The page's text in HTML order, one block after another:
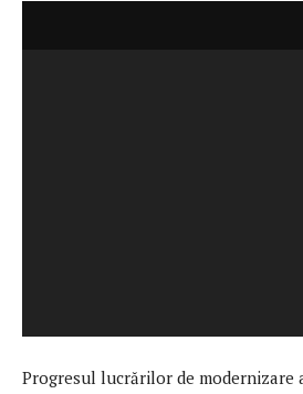
Progresul lucrărilor de modernizare